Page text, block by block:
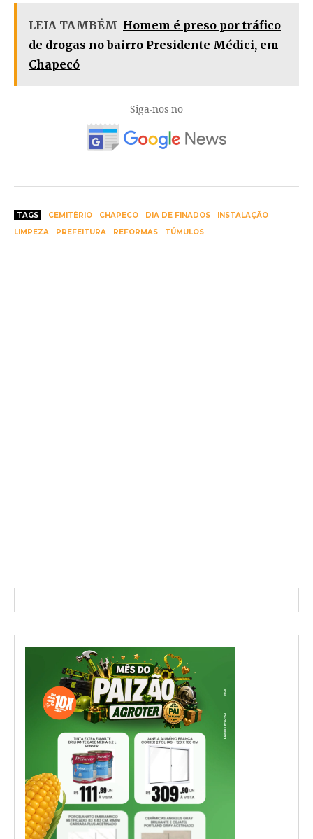
LEIA TAMBÉM Homem é preso por tráfico
de drogas no bairro Presidente Médici, em
Chapecó
Siga-nos no
TAGS CEMITÉRIO CHAPECO DIA DE FINADOS
INSTALAÇÃO
LIMPEZA
PREFEITURA REFORMAS TÚMULOS